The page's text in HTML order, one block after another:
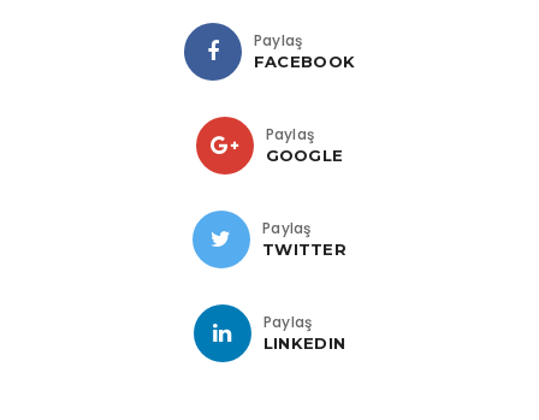
Paylaş
FACEBOOK
Paylaş
GOOGLE
Paylaş
TWITTER
Paylaş
LINKEDIN